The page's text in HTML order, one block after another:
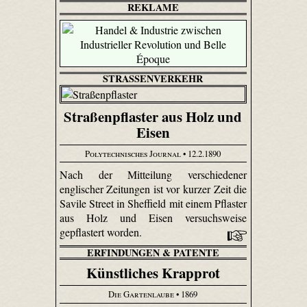
REKLAME
STRASSENVERKEHR
Straßenpflaster aus Holz und
Eisen
Polytechnisches Journal• 12.2.1890
Nach der Mitteilung verschiedener
englischer Zeitungen ist vor kurzer Zeit die
Savile Street in Sheffield mit einem Pflaster
aus Holz und Eisen versuchsweise
gepflastert worden.
ERFINDUNGEN & PATENTE
Künstliches Krapprot
Die Gartenlaube• 1869